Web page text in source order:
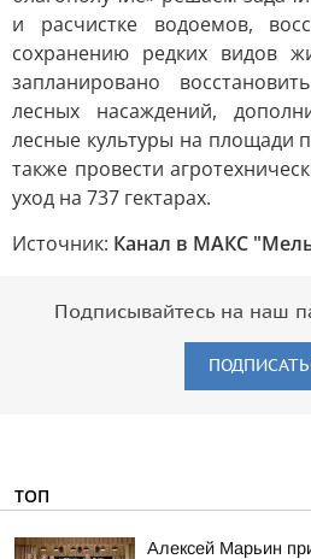
и расчистке водоемов,
сохранению редких видов
запланировано
лесных насаждений,
лесные культуры на площади
также провести
уход на 737 гектарах.
Источник: Канал в МАКС
Подписывайтесь на наш
ТОП
Алексей Марьин